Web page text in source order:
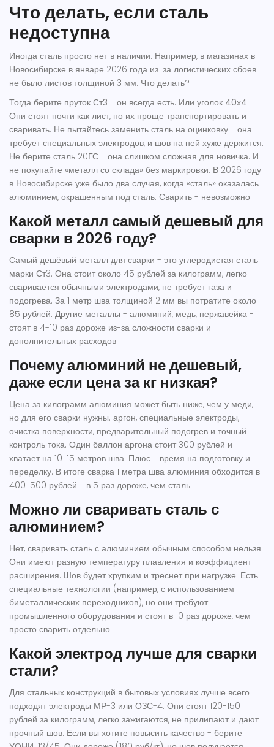
Что делать, если сталь
недоступна
Иногда сталь просто нет в наличии. Например, в магазинах в
Новосибирске в январе 2026 года из-за логистических сбоев
не было листов толщиной 3 мм. Что делать?
Тогда берите пруток Ст3 - он всегда есть. Или уголок 40х4.
Они стоят почти как лист, но их проще транспортировать и
сваривать. Не пытайтесь заменить сталь на оцинковку - она
требует специальных электродов, и шов на ней хуже держится.
Не берите сталь 20ГС - она слишком сложная для новичка. И
не покупайте «металл со склада» без маркировки. В 2026 году
в Новосибирске уже было два случая, когда «сталь» оказалась
алюминием, окрашенным под сталь. Сварить - невозможно.
Какой металл самый дешевый для
сварки в 2026 году?
Самый дешёвый металл для сварки - это углеродистая сталь
марки Ст3. Она стоит около 45 рублей за килограмм, легко
сваривается обычными электродами, не требует газа и
подогрева. За 1 метр шва толщиной 2 мм вы потратите около
85 рублей. Другие металлы - алюминий, медь, нержавейка -
стоят в 4-10 раз дороже из-за сложности сварки и
дополнительных расходов.
Почему алюминий не дешевый,
даже если цена за кг низкая?
Цена за килограмм алюминия может быть ниже, чем у меди,
но для его сварки нужны: аргон, специальные электроды,
очистка поверхности, предварительный подогрев и точный
контроль тока. Один баллон аргона стоит 300 рублей и
хватает на 10-15 метров шва. Плюс - время на подготовку и
переделку. В итоге сварка 1 метра шва алюминия обходится в
400-500 рублей - в 5 раз дороже, чем сталь.
Можно ли сваривать сталь с
алюминием?
Нет, сваривать сталь с алюминием обычным способом нельзя.
Они имеют разную температуру плавления и коэффициент
расширения. Шов будет хрупким и треснет при нагрузке. Есть
специальные технологии (например, с использованием
биметаллических переходников), но они требуют
промышленного оборудования и стоят в 10 раз дороже, чем
просто сварить отдельно.
Какой электрод лучше для сварки
стали?
Для стальных конструкций в бытовых условиях лучше всего
подходят электроды МР-3 или ОЗС-4. Они стоят 120-150
рублей за килограмм, легко зажигаются, не прилипают и дают
прочный шов. Если вы хотите повысить качество - берите